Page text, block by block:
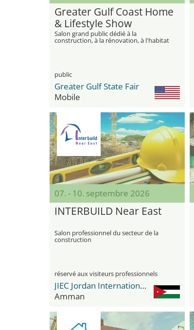
Greater Gulf Coast Home
& Lifestyle Show
Salon grand public dédié à la
construction, à la rénovation, à l'habitat
public
Greater Gulf State Fair
Mobile
07. - 10. septembre 2026
INTERBUILD Near East
Salon professionnel du secteur de la
construction
réservé aux visiteurs professionnels
JIEC Jordan International Exhibition Center
Amman